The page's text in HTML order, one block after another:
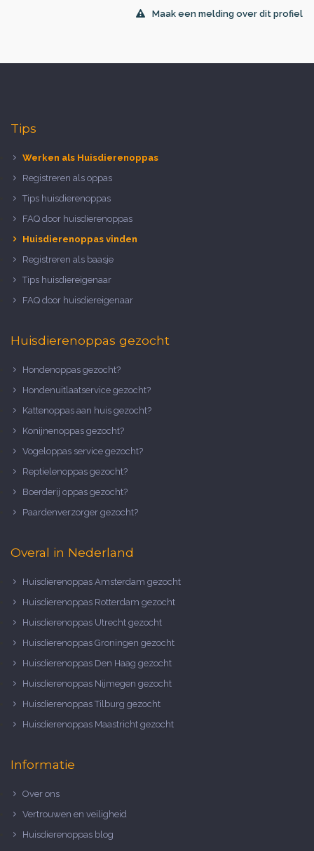
Maak een melding over dit profiel
Tips
Werken als Huisdierenoppas
Registreren als oppas
Tips huisdierenoppas
FAQ door huisdierenoppas
Huisdierenoppas vinden
Registreren als baasje
Tips huisdiereigenaar
FAQ door huisdiereigenaar
Huisdierenoppas gezocht
Hondenoppas gezocht?
Hondenuitlaatservice gezocht?
Kattenoppas aan huis gezocht?
Konijnenoppas gezocht?
Vogeloppas service gezocht?
Reptielenoppas gezocht?
Boerderij oppas gezocht?
Paardenverzorger gezocht?
Overal in Nederland
Huisdierenoppas Amsterdam gezocht
Huisdierenoppas Rotterdam gezocht
Huisdierenoppas Utrecht gezocht
Huisdierenoppas Groningen gezocht
Huisdierenoppas Den Haag gezocht
Huisdierenoppas Nijmegen gezocht
Huisdierenoppas Tilburg gezocht
Huisdierenoppas Maastricht gezocht
Informatie
Over ons
Vertrouwen en veiligheid
Huisdierenoppas blog